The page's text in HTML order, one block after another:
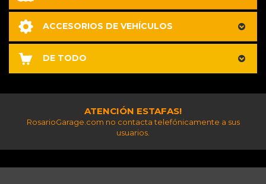
ACCESORIOS DE VEHÍCULOS
DE TODO
ATENCIÓN ESTAFAS!
RosarioGarage.com no contacta telefónicamente a sus
usuarios.